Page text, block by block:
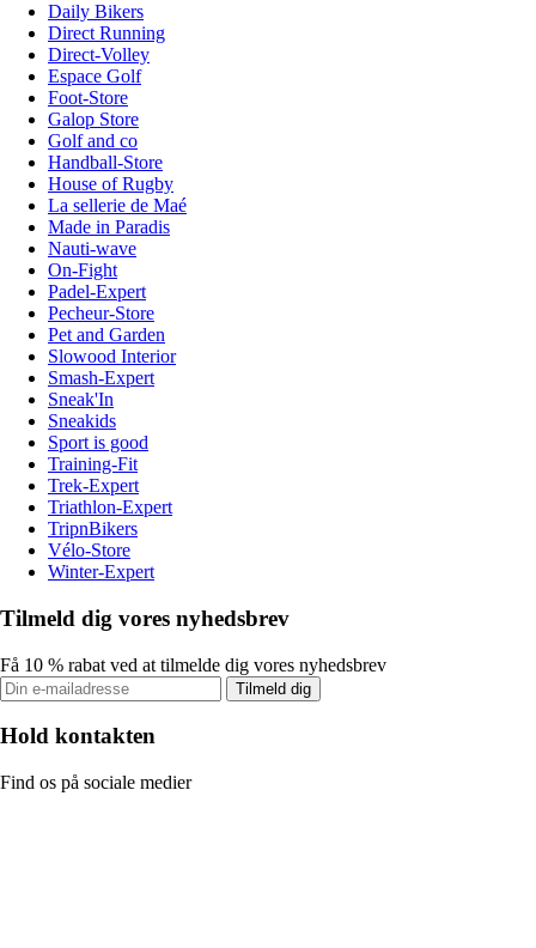
Daily Bikers
Direct Running
Direct-Volley
Espace Golf
Foot-Store
Galop Store
Golf and co
Handball-Store
House of Rugby
La sellerie de Maé
Made in Paradis
Nauti-wave
On-Fight
Padel-Expert
Pecheur-Store
Pet and Garden
Slowood Interior
Smash-Expert
Sneak'In
Sneakids
Sport is good
Training-Fit
Trek-Expert
Triathlon-Expert
TripnBikers
Vélo-Store
Winter-Expert
Tilmeld dig vores nyhedsbrev
Få 10 % rabat ved at tilmelde dig vores nyhedsbrev
Tilmeld dig
Hold kontakten
Find os på sociale medier